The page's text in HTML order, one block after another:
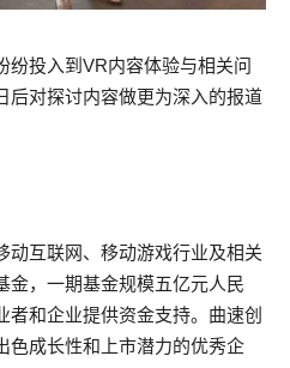
纷投入到VR内容体验与相关问
后对探讨内容做更为深入的报道
动互联网、移动游戏行业及相关
金，一期基金规模五亿元人民
者和企业提供资金支持。曲速创
色成长性和上市潜力的优秀企